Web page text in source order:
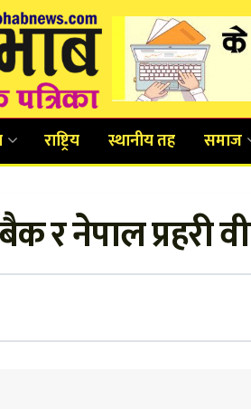
राष्ट्रिय स्थानीय तह समाज
बैक र नेपाल प्रहरी